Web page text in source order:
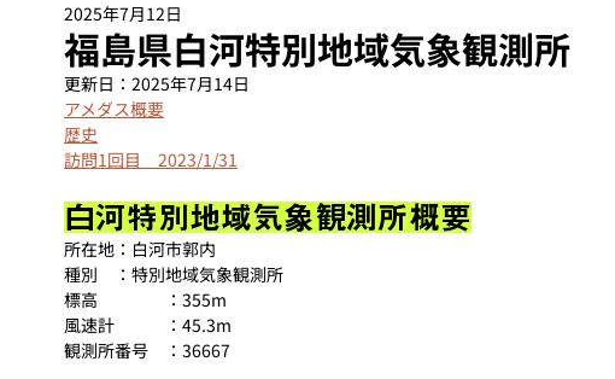
イベント/旅 過去気象記録
福島県白河特別地域気象観測所
2025年7月12日
更新日： 2025年7月14日
アメダス概要
歴史
訪問1回目　2023/1/31
白河特別地域気象観測所概要
所在地：白河市郭内
種別　：特別地域気象観測所
標高　　　　：355m
風速計　　　：45.3m
観測所番号　： 36667